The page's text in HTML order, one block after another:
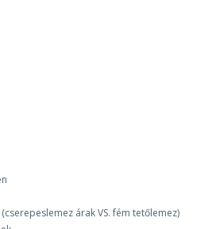
árak VS. fém tetőlemez)